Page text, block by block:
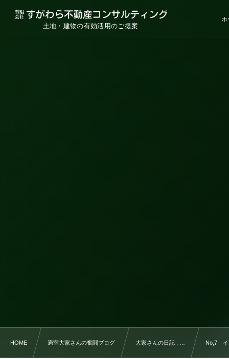
土地・建物の有効活用のご提案
ホ
HOME 満室大家さんの奮闘ブログ 大家さんの日記 , … No,7 イ